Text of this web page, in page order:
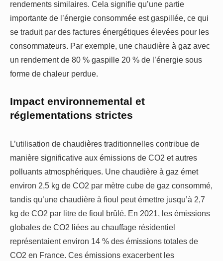
rendements similaires. Cela signifie qu’une partie
importante de l’énergie consommée est gaspillée, ce qui
se traduit par des factures énergétiques élevées pour les
consommateurs. Par exemple, une chaudière à gaz avec
un rendement de 80 % gaspille 20 % de l’énergie sous
forme de chaleur perdue.
Impact environnemental et
réglementations strictes
L’utilisation de chaudières traditionnelles contribue de
manière significative aux émissions de CO2 et autres
polluants atmosphériques. Une chaudière à gaz émet
environ 2,5 kg de CO2 par mètre cube de gaz consommé,
tandis qu’une chaudière à fioul peut émettre jusqu’à 2,7
kg de CO2 par litre de fioul brûlé. En 2021, les émissions
globales de CO2 liées au chauffage résidentiel
représentaient environ 14 % des émissions totales de
CO2 en France. Ces émissions exacerbent les